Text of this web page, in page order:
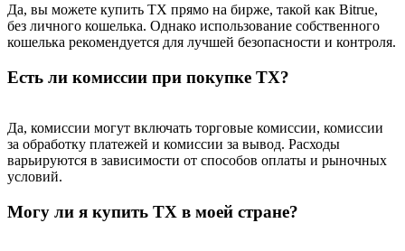
Да, вы можете купить TX прямо на бирже, такой как Bitrue,
без личного кошелька. Однако использование собственного
кошелька рекомендуется для лучшей безопасности и контроля.
Есть ли комиссии при покупке TX?
Да, комиссии могут включать торговые комиссии, комиссии
за обработку платежей и комиссии за вывод. Расходы
варьируются в зависимости от способов оплаты и рыночных
условий.
Могу ли я купить TX в моей стране?